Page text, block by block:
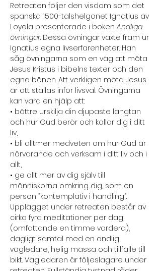
Retreaten följer den visdom som det
spanska 1500-talshelgonet Ignatius av
Loyola presenterade i boken Andliga
övningar. Dessa övningar växte fram ur
Ignatius egna livserfarenheter. Han
såg övningarna som en väg att möta
Jesus Kristus i bibelns texter och den
egna bönen. Att verkligen möta Jesus
är att ställas inför livsval. Övningarna
kan vara en hjälp att:
• bättre urskilja din djupaste längtan
och hur Gud berör och kallar dig i ditt
liv,
• bli alltmer medveten om hur Gud är
närvarande och verksam i ditt liv och i
allt,
• ge allt mer av dig själv till
människorna omkring dig, som en
person ”kontemplativ i handling”.
Upplägget under retreaten består av
cirka fyra meditationer per dag
(omfattande en timme vardera),
dagligt samtal med en andlig
vägledare, helig mässa och tillfälle till
bikt. Vägledaren är följeslagare under